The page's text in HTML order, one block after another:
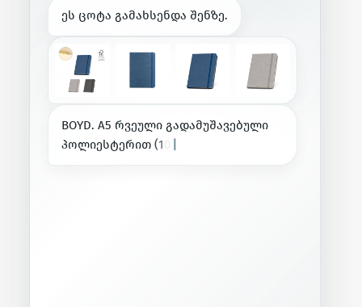
ეს ცოტა გამახსენდა შენზე.
BOYD. A5 რვეული გადამუშავებული
პოლიესტერით (10